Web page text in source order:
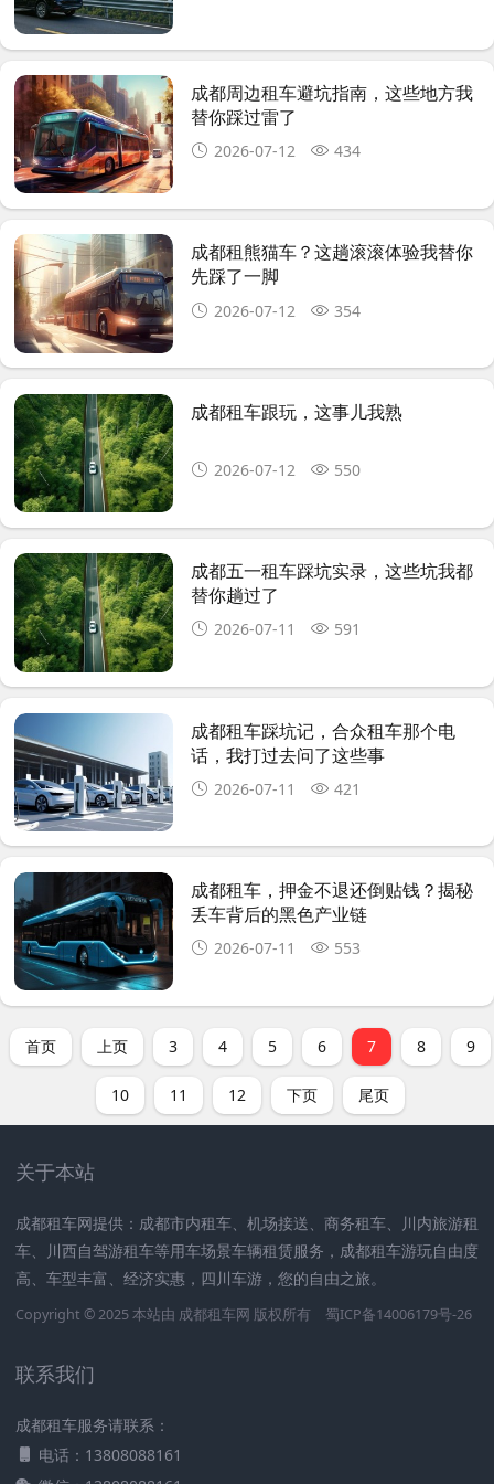
成都周边租车避坑指南，这些地方我
替你踩过雷了
2026-07-12 434
成都租熊猫车？这趟滚滚体验我替你
先踩了一脚
2026-07-12 354
成都租车跟玩，这事儿我熟
2026-07-12 550
成都五一租车踩坑实录，这些坑我都
替你趟过了
2026-07-11 591
成都租车踩坑记，合众租车那个电
话，我打过去问了这些事
2026-07-11 421
成都租车，押金不退还倒贴钱？揭秘
丢车背后的黑色产业链
2026-07-11 553
首页 上页 3 4 5 6 7 8 9
10 11 12 下页 尾页
关于本站
成都租车网提供：成都市内租车、机场接送、商务租车、川内旅游租
车、川西自驾游租车等用车场景车辆租赁服务，成都租车游玩自由度
高、车型丰富、经济实惠，四川车游，您的自由之旅。
Copyright © 2025 本站由 成都租车网 版权所有 蜀ICP备14006179号-26
联系我们
成都租车服务请联系：
电话：13808088161